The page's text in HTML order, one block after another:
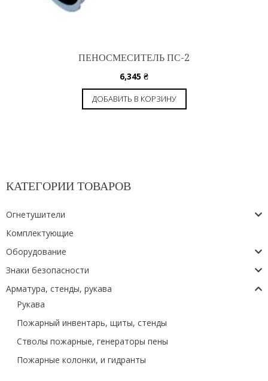
ПЕНОСМЕСИТЕЛЬ ПС-2
6,345 ₴
ДОБАВИТЬ В КОРЗИНУ
КАТЕГОРИИ ТОВАРОВ
Огнетушители
Комплектующие
Оборудование
Знаки безопасности
Арматура, стенды, рукава
Рукава
Пожарный инвентарь, щиты, стенды
Стволы пожарные, генераторы пены
Пожарные колонки, и гидранты